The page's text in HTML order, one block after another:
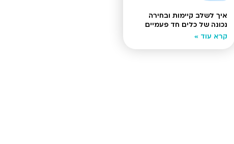
איך לשלב קיימות ובחירה
נכונה של כלים חד פעמיים
קרא עוד »